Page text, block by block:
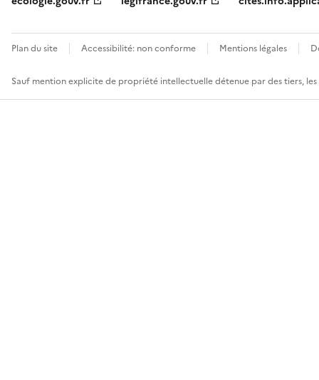
Plan du site Accessibilité: non conforme Mentions légales
Sauf mention explicite de propriété intellectuelle détenue par des tiers,